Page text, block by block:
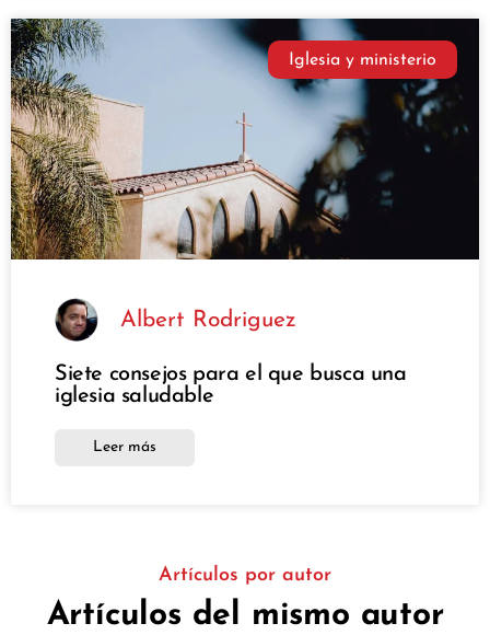
Iglesia y ministerio
Albert Rodriguez
Siete consejos para el que busca una
iglesia saludable
Leer más
Artículos por autor
Artículos del mismo autor